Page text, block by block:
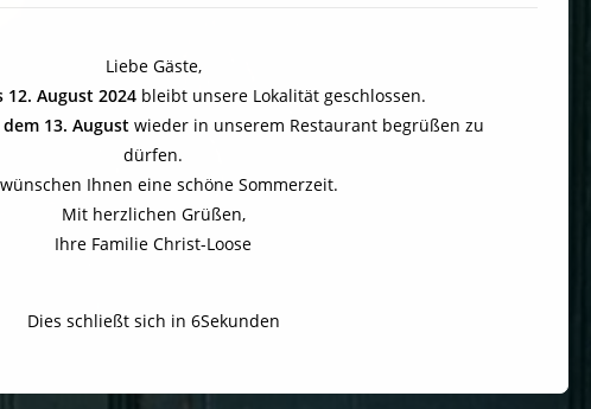
Liebe Gäste,
12. August 2024bleibt unsere Lokalität geschlossen.
13. August wieder in unserem Restaurant begrüßen zu
dürfen.
Ihnen eine schöne Sommerzeit.
Mit herzlichen Grüßen,
Ihre Familie Christ-Loose
Dies schließt sich in 3Sekunden